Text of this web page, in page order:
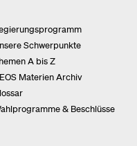
Schwerpunkte
A bis Z
Materien Archiv
& Beschlüsse